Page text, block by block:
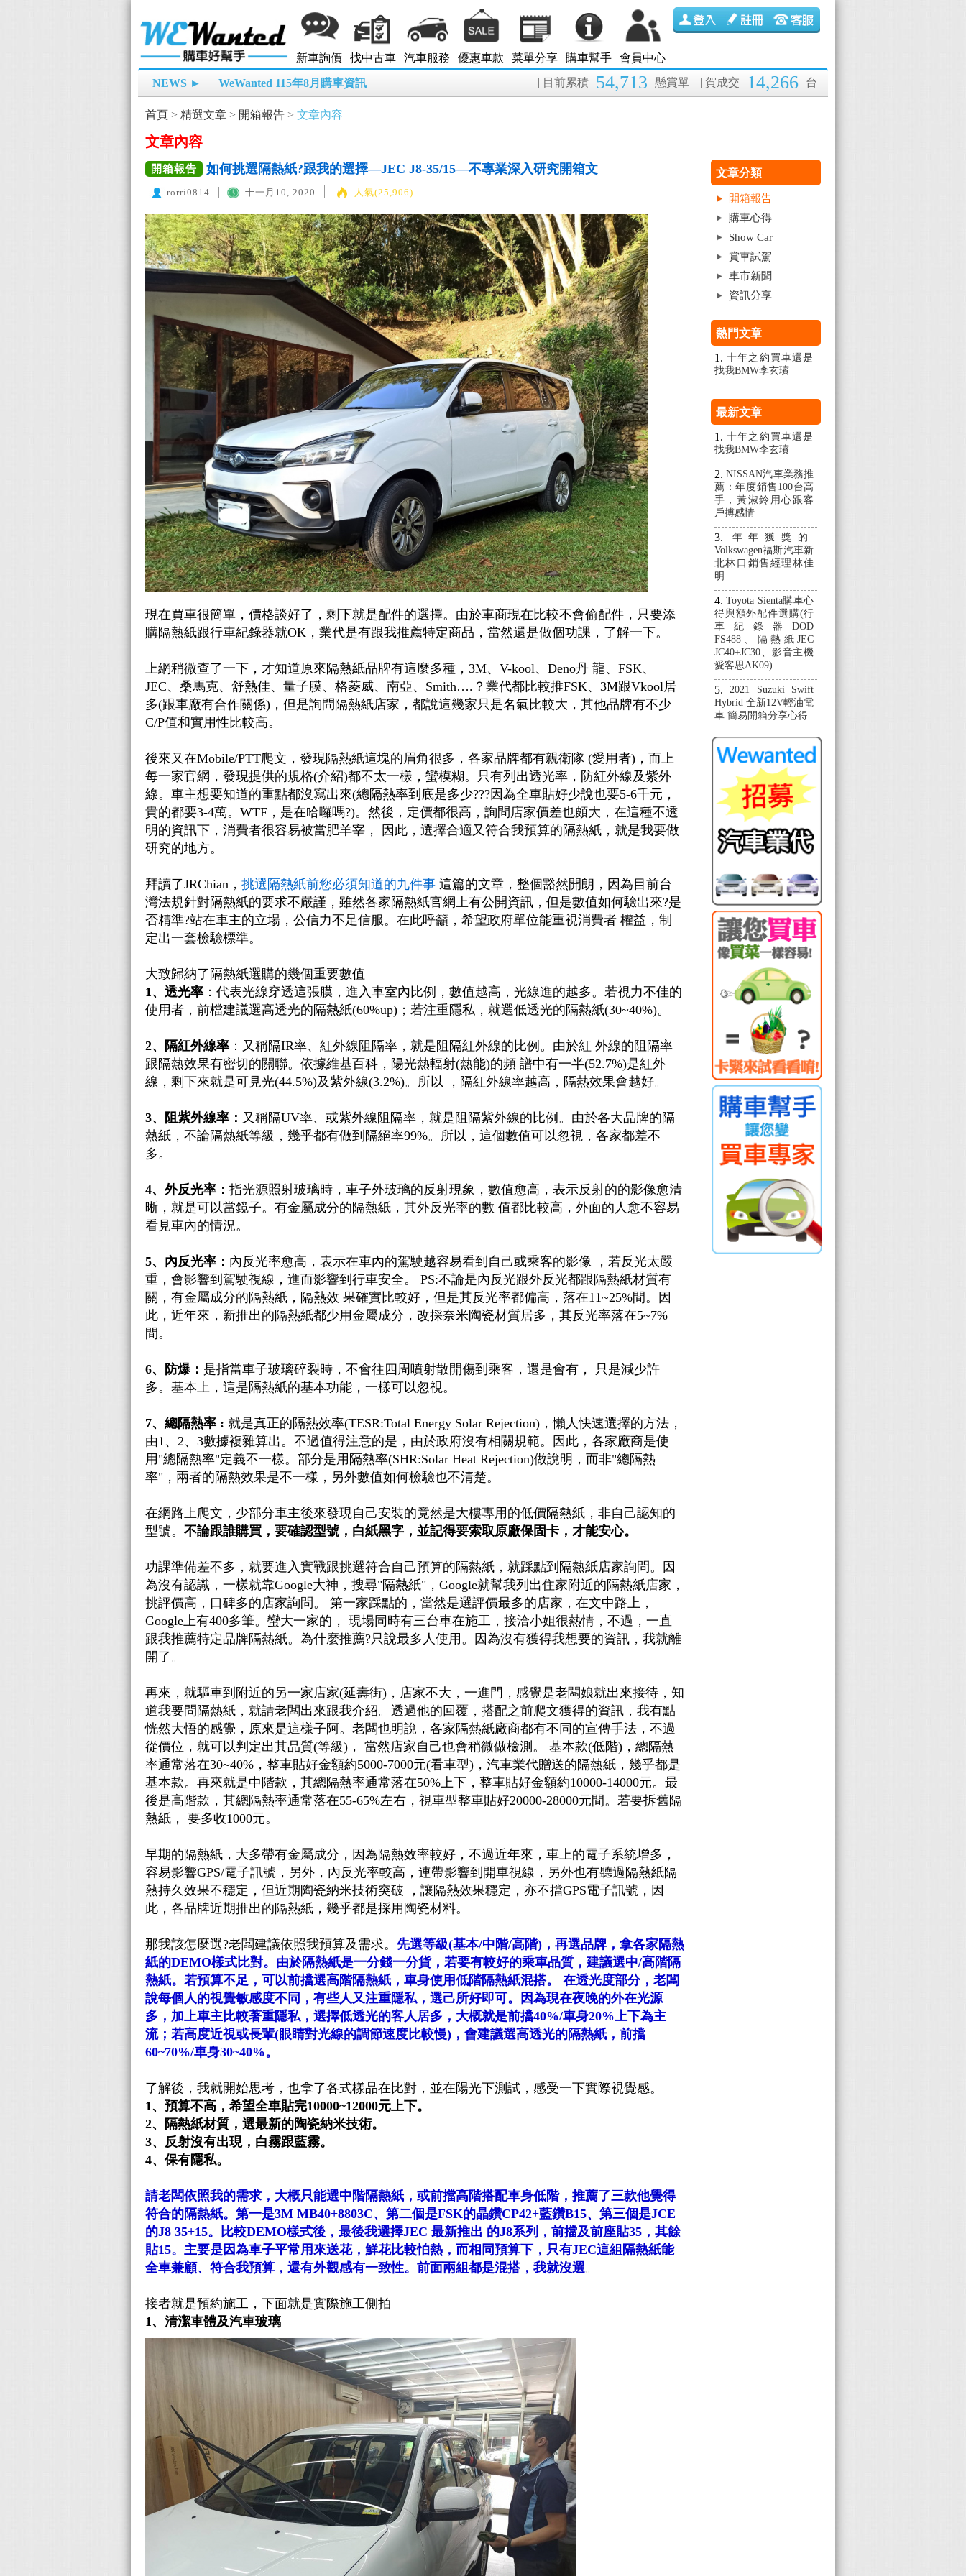
新車詢價 找中古車 汽車服務 優惠車款 菜單分享 購車幫手 會員中心
NEWS ► WeWanted 115年8月購車資訊 | 賀成交 14,266 台
| 目前累積 54,713 懸賞單
首頁 > 精選文章 > 開箱報告 > 文章內容
文章內容
開箱報告 如何挑選隔熱紙?跟我的選擇—JEC J8-35/15—不專業深入研究開箱文
rorri0814 十一月10, 2020 人氣(25,906)
現在買車很簡單，價格談好了，剩下就是配件的選擇。由於車商現在比較不會偷配件，只要添
購隔熱紙跟行車紀錄器就OK，業代是有跟我推薦特定商品，當然還是做個功課，了解一下。
上網稍微查了一下，才知道原來隔熱紙品牌有這麼多種，3M、V-kool、Deno丹 龍、FSK、
JEC、桑馬克、舒熱佳、量子膜、格菱威、南亞、Smith….？業代都比較推FSK、3M跟Vkool居
多(跟車廠有合作關係)，但是詢問隔熱紙店家，都說這幾家只是名氣比較大，其他品牌有不少
C/P值和實用性比較高。
後來又在Mobile/PTT爬文，發現隔熱紙這塊的眉角很多，各家品牌都有親衛隊 (愛用者)，而上
每一家官網，發現提供的規格(介紹)都不太一樣，蠻模糊。只有列出透光率，防紅外線及紫外
線。車主想要知道的重點都沒寫出來(總隔熱率到底是多少???因為全車貼好少說也要5-6千元，
貴的都要3-4萬。WTF，是在哈囉嗎?)。然後，定價都很高，詢問店家價差也頗大，在這種不透
明的資訊下，消費者很容易被當肥羊宰， 因此，選擇合適又符合我預算的隔熱紙，就是我要做
研究的地方。
拜讀了JRChian， 挑選隔熱紙前您必須知道的九件事這篇的文章，整個豁然開朗，因為目前台
灣法規針對隔熱紙的要求不嚴謹，雖然各家隔熱紙官網上有公開資訊，但是數值如何驗出來?是
否精準?站在車主的立場，公信力不足信服。在此呼籲，希望政府單位能重視消費者 權益，制
定出一套檢驗標準。
大致歸納了隔熱紙選購的幾個重要數值
1、透光率：代表光線穿透這張膜，進入車室內比例，數值越高，光線進的越多。若視力不佳的
使用者，前檔建議選高透光的隔熱紙(60%up)；若注重隱私，就選低透光的隔熱紙(30~40%)。
2、隔紅外線率：又稱隔IR率、紅外線阻隔率，就是阻隔紅外線的比例。由於紅 外線的阻隔率
跟隔熱效果有密切的關聯。依據維基百科，陽光熱輻射(熱能)的頻 譜中有一半(52.7%)是紅外
線，剩下來就是可見光(44.5%)及紫外線(3.2%)。所以 ，隔紅外線率越高，隔熱效果會越好。
3、阻紫外線率： 又稱隔UV率、或紫外線阻隔率，就是阻隔紫外線的比例。由於各大品牌的隔
熱紙，不論隔熱紙等級，幾乎都有做到隔絕率99%。所以，這個數值可以忽視，各家都差不
多。
4、外反光率： 指光源照射玻璃時，車子外玻璃的反射現象，數值愈高，表示反射的的影像愈清
晰，就是可以當鏡子。有金屬成分的隔熱紙，其外反光率的數 值都比較高，外面的人愈不容易
看見車內的情況。
5、內反光率： 內反光率愈高，表示在車內的駕駛越容易看到自己或乘客的影像 ，若反光太嚴
重，會影響到駕駛視線，進而影響到行車安全。 PS:不論是內反光跟外反光都跟隔熱紙材質有
關，有金屬成分的隔熱紙，隔熱效 果確實比較好，但是其反光率都偏高，落在11~25%間。因
此，近年來，新推出的隔熱紙都少用金屬成分，改採奈米陶瓷材質居多，其反光率落在5~7%
間。
6、防爆： 是指當車子玻璃碎裂時，不會往四周噴射散開傷到乘客，還是會有， 只是減少許
多。基本上，這是隔熱紙的基本功能，一樣可以忽視。
7、總隔熱率 : 就是真正的隔熱效率(TESR:Total Energy Solar Rejection)，懶人快速選擇的方法，
由1、2、3數據複雜算出。不過值得注意的是，由於政府沒有相關規範。因此，各家廠商是使
用"總隔熱率"定義不一樣。部分是用隔熱率(SHR:Solar Heat Rejection)做說明，而非"總隔熱
率"，兩者的隔熱效果是不一樣，另外數值如何檢驗也不清楚。
在網路上爬文，少部分車主後來發現自己安裝的竟然是大樓專用的低價隔熱紙，非自己認知的
型號。 不論跟誰購買，要確認型號，白紙黑字，並記得要索取原廠保固卡，才能安心。
功課準備差不多，就要進入實戰跟挑選符合自己預算的隔熱紙，就踩點到隔熱紙店家詢問。因
為沒有認識，一樣就靠Google大神，搜尋"隔熱紙"，Google就幫我列出住家附近的隔熱紙店家，
挑評價高，口碑多的店家詢問。 第一家踩點的，當然是選評價最多的店家，在文中路上，
Google上有400多筆。蠻大一家的， 現場同時有三台車在施工，接洽小姐很熱情，不過，一直
跟我推薦特定品牌隔熱紙。為什麼推薦?只說最多人使用。因為沒有獲得我想要的資訊，我就離
開了。
再來，就驅車到附近的另一家店家(延壽街)，店家不大，一進門，感覺是老闆娘就出來接待，知
道我要問隔熱紙，就請老闆出來跟我介紹。透過他的回覆，搭配之前爬文獲得的資訊，我有點
恍然大悟的感覺，原來是這樣子阿。老闆也明說，各家隔熱紙廠商都有不同的宣傳手法，不過
從價位，就可以判定出其品質(等級)， 當然店家自己也會稍微做檢測。 基本款(低階)，總隔熱
率通常落在30~40%，整車貼好金額約5000-7000元(看車型)，汽車業代贈送的隔熱紙，幾乎都是
基本款。再來就是中階款，其總隔熱率通常落在50%上下，整車貼好金額約10000-14000元。最
後是高階款，其總隔熱率通常落在55-65%左右，視車型整車貼好20000-28000元間。若要拆舊隔
熱紙， 要多收1000元。
早期的隔熱紙，大多帶有金屬成分，因為隔熱效率較好，不過近年來，車上的電子系統增多，
容易影響GPS/電子訊號，另外，內反光率較高，連帶影響到開車視線，另外也有聽過隔熱紙隔
熱持久效果不穩定，但近期陶瓷納米技術突破 ，讓隔熱效果穩定，亦不擋GPS電子訊號，因
此，各品牌近期推出的隔熱紙，幾乎都是採用陶瓷材料。
那我該怎麼選?老闆建議依照我預算及需求。 先選等級(基本/中階/高階)，再選品牌，拿各家隔熱
紙的DEMO樣式比對。由於隔熱紙是一分錢一分貨，若要有較好的乘車品質，建議選中/高階隔
熱紙。若預算不足，可以前擋選高階隔熱紙，車身使用低階隔熱紙混搭。 在透光度部分，老闆
說每個人的視覺敏感度不同，有些人又注重隱私，選己所好即可。因為現在夜晚的外在光源
多，加上車主比較著重隱私，選擇低透光的客人居多，大概就是前擋40%/車身20%上下為主
流；若高度近視或長輩(眼睛對光線的調節速度比較慢)，會建議選高透光的隔熱紙，前擋
60~70%/車身30~40%。
了解後，我就開始思考，也拿了各式樣品在比對，並在陽光下測試，感受一下實際視覺感。
1、預算不高，希望全車貼完10000~12000元上下。
2、隔熱紙材質，選最新的陶瓷納米技術。
3、反射沒有出現，白霧跟藍霧。
4、保有隱私。
請老闆依照我的需求，大概只能選中階隔熱紙，或前擋高階搭配車身低階，推薦了三款他覺得
符合的隔熱紙。第一是3M MB40+8803C、第二個是FSK的晶鑽CP42+藍鑽B15、第三個是JCE
的J8 35+15。比較DEMO樣式後，最後我選擇JEC 最新推出 的J8系列，前擋及前座貼35，其餘
貼15。主要是因為車子平常用來送花，鮮花比較怕熱，而相同預算下，只有JEC這組隔熱紙能
全車兼顧、符合我預算，還有外觀感有一致性。前面兩組都是混搭，我就沒選。
接者就是預約施工，下面就是實際施工側拍
1、清潔車體及汽車玻璃
文章分類
開箱報告
購車心得
Show Car
賞車試駕
車市新聞
資訊分享
熱門文章
十年之約買車還是
找我BMW李玄璸
最新文章
十年之約買車還是
找我BMW李玄璸
NISSAN汽車業務推
薦：年度銷售100台高
手，黃淑鈴用心跟客
戶搏感情
年年獲獎的
Volkswagen福斯汽車新
北林口銷售經理林佳
明
Toyota Sienta購車心
得與額外配件選購(行
車紀錄器DOD
FS488、隔熱紙JEC
JC40+JC30、影音主機
愛客思AK09)
2021 Suzuki Swift
Hybrid 全新12V輕油電
車 簡易開箱分享心得